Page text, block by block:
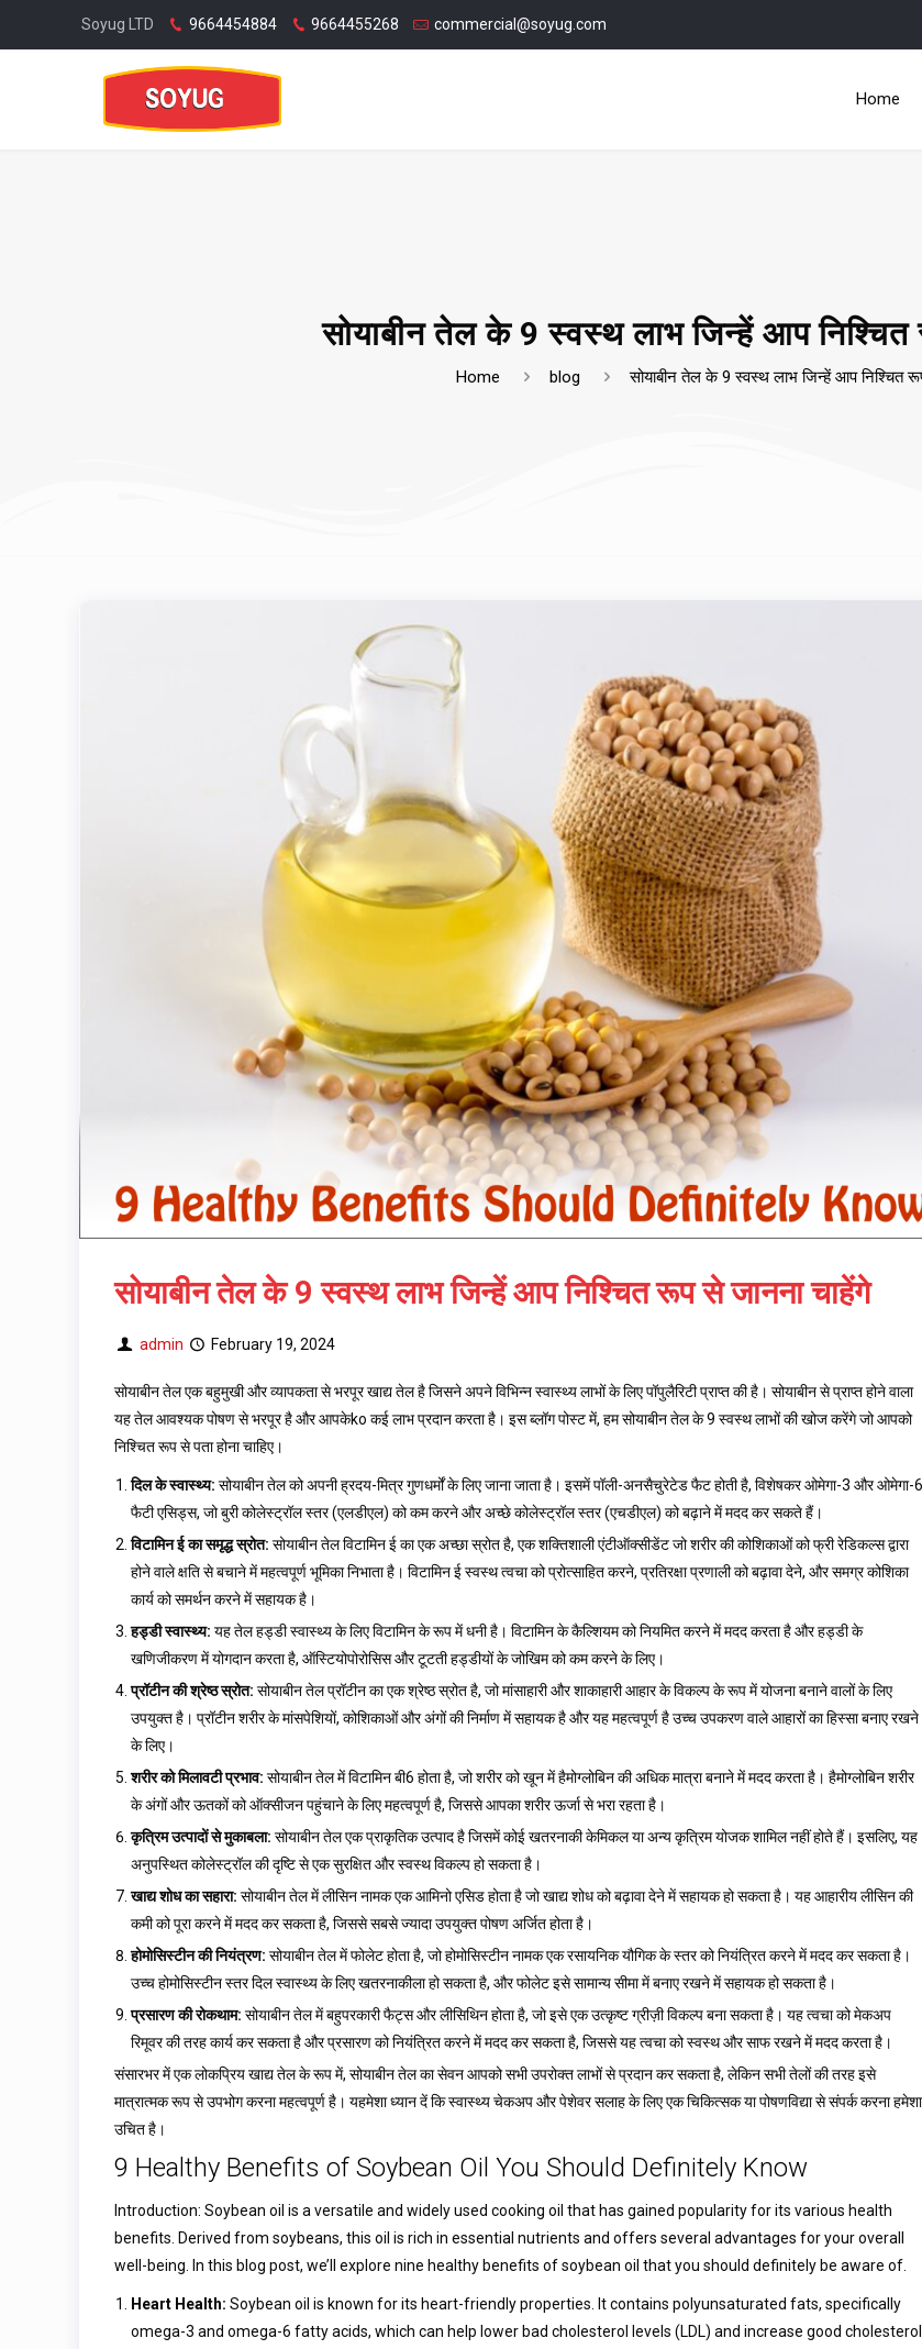
Soyug LTD 9664454884 9664455268 commercial@soyug.com
Home
सोयाबीन तेल के 9 स्वस्थ लाभ जिन्हें आप
Home blog सोयाबीन तेल के 9 स्वस्थ लाभ जिन्हें आप निश्चित
सोयाबीन तेल के 9 स्वस्थ लाभ जिन्हें आप निश्चित रूप से जानना चाहेंगे
admin February 19, 2024
सोयाबीन तेल एक बहुमुखी और व्यापकता से भरपूर खाद्य तेल है जिसने अपने विभिन्न स्वास्थ्य लाभों के लिए पॉपुलैरिटी प्राप्त की है। सोयाबीन से प्राप्त होने वाला
यह तेल आवश्यक पोषण से भरपूर है और आपकेko कई लाभ प्रदान करता है। इस ब्लॉग पोस्ट में, हम सोयाबीन तेल के 9 स्वस्थ लाभों की खोज करेंगे जो आपको
निश्चित रूप से पता होना चाहिए।
दिल के स्वास्थ्य: सोयाबीन तेल को अपनी ह्रदय-मित्र गुणधर्मों के लिए जाना जाता है। इसमें पॉली-अनसैचुरेटेड फैट होती है, विशेषकर ओमेगा-3 और ओमेगा-6
फैटी एसिड्स, जो बुरी कोलेस्ट्रॉल स्तर (एलडीएल) को कम करने और अच्छे कोलेस्ट्रॉल स्तर (एचडीएल) को बढ़ाने में मदद कर सकते हैं।
विटामिन ई का समृद्ध स्रोत: सोयाबीन तेल विटामिन ई का एक अच्छा स्रोत है, एक शक्तिशाली एंटीऑक्सीडेंट जो शरीर की कोशिकाओं को फ्री रेडिकल्स द्वारा
होने वाले क्षति से बचाने में महत्वपूर्ण भूमिका निभाता है। विटामिन ई स्वस्थ त्वचा को प्रोत्साहित करने, प्रतिरक्षा प्रणाली को बढ़ावा देने, और समग्र कोशिका
कार्य को समर्थन करने में सहायक है।
हड्डी स्वास्थ्य: यह तेल हड्डी स्वास्थ्य के लिए विटामिन के रूप में धनी है। विटामिन के कैल्शियम को नियमित करने में मदद करता है और हड्डी के
खणिजीकरण में योगदान करता है, ऑस्टियोपोरोसिस और टूटती हड्डीयों के जोखिम को कम करने के लिए।
प्रॉटीन की श्रेष्ठ स्रोत: सोयाबीन तेल प्रॉटीन का एक श्रेष्ठ स्रोत है, जो मांसाहारी और शाकाहारी आहार के विकल्प के रूप में योजना बनाने वालों के लिए
उपयुक्त है। प्रॉटीन शरीर के मांसपेशियों, कोशिकाओं और अंगों की निर्माण में सहायक है और यह महत्वपूर्ण है उच्च उपकरण वाले आहारों का हिस्सा बनाए रखने
के लिए।
शरीर को मिलावटी प्रभाव: सोयाबीन तेल में विटामिन बी6 होता है, जो शरीर को खून में हैमोग्लोबिन की अधिक मात्रा बनाने में मदद करता है। हैमोग्लोबिन शरीर
के अंगों और ऊतकों को ऑक्सीजन पहुंचाने के लिए महत्वपूर्ण है, जिससे आपका शरीर ऊर्जा से भरा रहता है।
कृत्रिम उत्पादों से मुकाबला: सोयाबीन तेल एक प्राकृतिक उत्पाद है जिसमें कोई खतरनाकी केमिकल या अन्य कृत्रिम योजक शामिल नहीं होते हैं। इसलिए, यह
अनुपस्थित कोलेस्ट्रॉल की दृष्टि से एक सुरक्षित और स्वस्थ विकल्प हो सकता है।
खाद्य शोध का सहारा: सोयाबीन तेल में लीसिन नामक एक आमिनो एसिड होता है जो खाद्य शोध को बढ़ावा देने में सहायक हो सकता है। यह आहारीय लीसिन की
कमी को पूरा करने में मदद कर सकता है, जिससे सबसे ज्यादा उपयुक्त पोषण अर्जित होता है।
होमोसिस्टीन की नियंत्रण: सोयाबीन तेल में फोलेट होता है, जो होमोसिस्टीन नामक एक रसायनिक यौगिक के स्तर को नियंत्रित करने में मदद कर सकता है।
उच्च होमोसिस्टीन स्तर दिल स्वास्थ्य के लिए खतरनाकीला हो सकता है, और फोलेट इसे सामान्य सीमा में बनाए रखने में सहायक हो सकता है।
प्रसारण की रोकथाम: सोयाबीन तेल में बहुपरकारी फैट्स और लीसिथिन होता है, जो इसे एक उत्कृष्ट ग्रीज़ी विकल्प बना सकता है। यह त्वचा को मेकअप
रिमूवर की तरह कार्य कर सकता है और प्रसारण को नियंत्रित करने में मदद कर सकता है, जिससे यह त्वचा को स्वस्थ और साफ रखने में मदद करता है।
संसारभर में एक लोकप्रिय खाद्य तेल के रूप में, सोयाबीन तेल का सेवन आपको सभी उपरोक्त लाभों से प्रदान कर सकता है, लेकिन सभी तेलों की तरह इसे
मात्रात्मक रूप से उपभोग करना महत्वपूर्ण है। यहमेशा ध्यान दें कि स्वास्थ्य चेकअप और पेशेवर सलाह के लिए एक चिकित्सक या पोषणविद्या से संपर्क करना हमेशा
उचित है।
9 Healthy Benefits of Soybean Oil You Should Definitely Know
Introduction: Soybean oil is a versatile and widely used cooking oil that has gained popularity for its various health
benefits. Derived from soybeans, this oil is rich in essential nutrients and offers several advantages for your overall
well-being. In this blog post, we’ll explore nine healthy benefits of soybean oil that you should definitely be aware of.
Heart Health: Soybean oil is known for its heart-friendly properties. It contains polyunsaturated fats, specifically
omega-3 and omega-6 fatty acids, which can help lower bad cholesterol levels (LDL) and increase good cholesterol